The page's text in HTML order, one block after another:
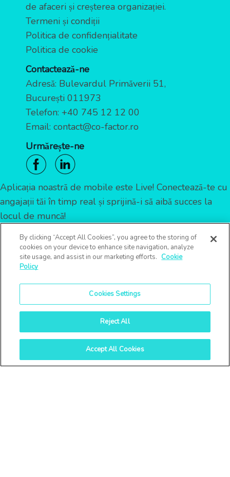
de afaceri și creșterea organizației.
Termeni și condiții
Politica de confidențialitate
Politica de cookie
Contactează-ne
Adresă: Bulevardul Primăverii 51,
București 011973
Telefon: +40 745 12 12 00
Email: contact@co-factor.ro
Urmărește-ne
Aplicația noastră de mobile este Live! Conectează-te cu
angajații tăi în timp real și sprijină-i să aibă succes la
locul de muncă!
By clicking “Accept All Cookies”, you agree to the storing of
cookies on your device to enhance site navigation, analyze
site usage, and assist in our marketing efforts. Cookie
Policy
Cookies Settings
Reject All
Accept All Cookies